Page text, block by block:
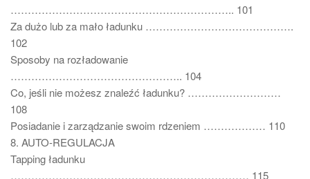
……………………………………………………….. 101
Za dużo lub za mało ładunku …………………………………….
102
Sposoby na rozładowanie
………………………………………….. 104
Co, jeśli nie możesz znaleźć ładunku? ………………………
108
Posiadanie i zarządzanie swoim rdzeniem ……………… 110
8. AUTO-REGULACJA
Tapping ładunku
…………………………………………………………… 115